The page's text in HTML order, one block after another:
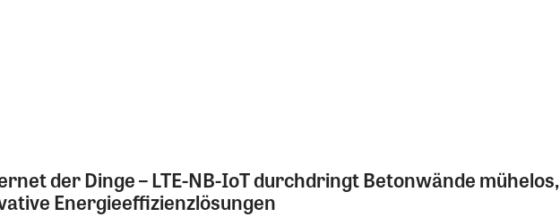
der Dinge – LTE-NB-IoT durchdringt Betonwände mühelos,
Energieeffizienzlösungen